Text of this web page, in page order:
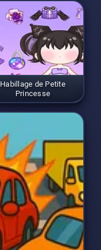
Habillage de Petite
Princesse